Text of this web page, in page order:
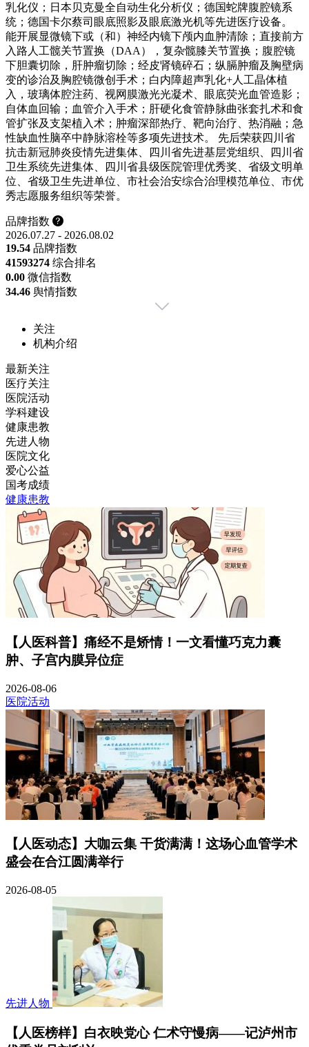
乳化仪；日本贝克曼全自动生化分析仪；德国蛇牌腹腔镜系
统；德国卡尔蔡司眼底照影及眼底激光机等先进医疗设备。
能开展显微镜下或（和）神经内镜下颅内血肿清除；直接前方
入路人工髋关节置换（DAA），复杂髋膝关节置换；腹腔镜
下胆囊切除，肝肿瘤切除；经皮肾镜碎石；纵膈肿瘤及胸壁病
变的诊治及胸腔镜微创手术；白内障超声乳化+人工晶体植
入，玻璃体腔注药、视网膜激光光凝术、眼底荧光血管造影；
自体血回输；血管介入手术；肝硬化食管静脉曲张套扎术和食
管扩张及支架植入术；肿瘤深部热疗、靶向治疗、热消融；急
性缺血性脑卒中静脉溶栓等多项先进技术。 先后荣获四川省
抗击新冠肺炎疫情先进集体、四川省先进基层党组织、四川省
卫生系统先进集体、四川省县级医院管理优秀奖、省级文明单
位、省级卫生先进单位、市社会治安综合治理模范单位、市优
秀志愿服务组织等荣誉。
品牌指数
2026.07.27 - 2026.08.02
19.54 品牌指数
41593274 综合排名
0.00 微信指数
34.46 舆情指数
关注
机构介绍
最新关注
医疗关注
医院活动
学科建设
健康患教
先进人物
医院文化
爱心公益
国考成绩
健康患教
【人医科普】痛经不是矫情！一文看懂巧克力囊
肿、子宫内膜异位症
2026-08-06
医院活动
【人医动态】大咖云集 干货满满！这场心血管学术
盛会在合江圆满举行
2026-08-05
先进人物
【人医榜样】白衣映党心 仁术守慢病——记泸州市